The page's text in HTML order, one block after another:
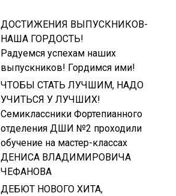
ДОСТИЖЕНИЯ ВЫПУСКНИКОВ-
НАША ГОРДОСТЬ!
Радуемся успехам наших
выпускников! Гордимся ими!
ЧТОБЫ СТАТЬ ЛУЧШИМ, НАДО
УЧИТЬСЯ У ЛУЧШИХ!
Семиклассники Фортепианного
отделения ДШИ №2 проходили
обучение на мастер-классах
ДЕНИСА ВЛАДИМИРОВИЧА
ЧЕФАНОВА
ДЕБЮТ НОВОГО ХИТА,